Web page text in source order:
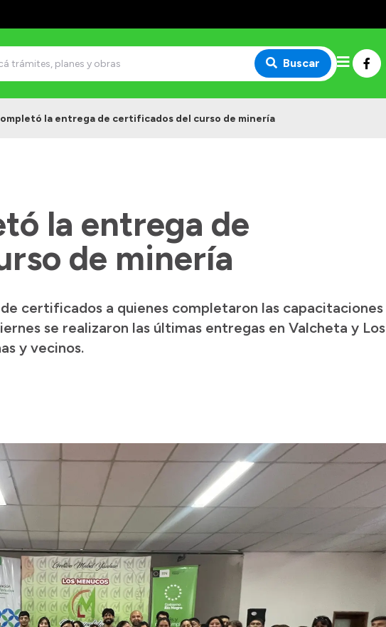
Buscar
la entrega de certificados del curso de minería
la entrega de
de minería
certificados a quienes completaron las capacitaciones
se realizaron las últimas entregas en Valcheta y Los
y vecinos.